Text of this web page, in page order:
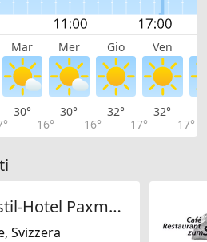
Mar Mer Gio Ven
30°
16°
30°
16°
32°
17°
32°
17°
Jugendstil-Hotel Paxmontana
Svizzera